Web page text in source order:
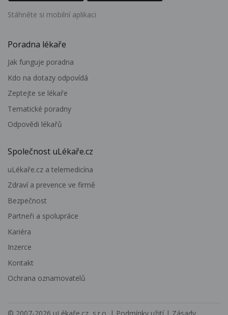
Stáhněte si mobilní aplikaci
Poradna lékaře
Jak funguje poradna
Kdo na dotazy odpovídá
Zeptejte se lékaře
Tematické poradny
Odpovědi lékařů
Společnost uLékaře.cz
uLékaře.cz a telemedicína
Zdraví a prevence ve firmě
Bezpečnost
Partneři a spolupráce
Kariéra
Inzerce
Kontakt
Ochrana oznamovatelů
© 2007-2026 uLékaře.cz, s.r.o. | Podmínky užití | Zásady